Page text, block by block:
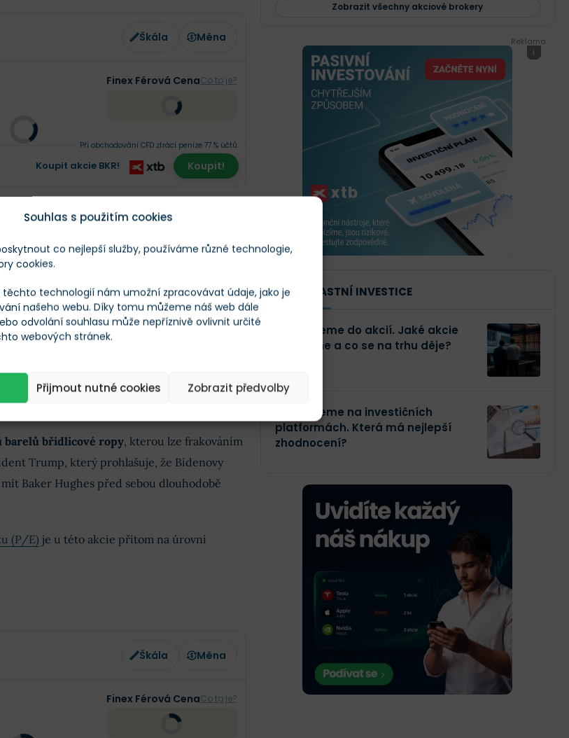
Souhlas s použitím cookies
co nejlepší služby, používáme různé technologie,
cookies.
těchto technologií nám umožní zpracovávat údaje, jako je
našeho webu. Díky tomu můžeme náš web dále
odvolání souhlasu může nepříznivě ovlivnit určité
webových stránek.
Přijmout nutné cookies Zobrazit předvolby
Škála Měna
Finex Férová CenaCo to je?
Koupit akcie BKR!
Při obchodování CFD ztrácí peníze 77 % účtů.
Koupit!
za jeho formu znečišťování přírody a
jenezbytný pro energetickou nezávislost
někde uprostřed, ale jeden fakt zůstává
budoucnost
v USA jezávislých na konečných
energetické potřeby a výrobky.
barelů břidlicové ropy, kterou lze frakováním
Trump, který prohlašuje, že Bidenovy
Baker Hughes před sebou dlouhodobě
(P/E) je u této akcie přitom na úrovni
Škála Měna
Finex Férová CenaCo to je?
Zobrazit všechny akciové brokery
Reklama
i
NAŠE VLASTNÍ INVESTICE
Investujeme do akcií. Jaké akcie
kupujeme a co se na trhu děje?
Investujeme na investičních
platformách. Která má nejlepší
zhodnocení?